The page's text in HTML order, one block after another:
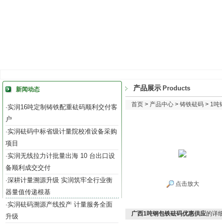
新闻动态
·实润16吨定制铸铁配重砝码顺利交付客
户
·实润砝码中标省级计量院校准设备采购
项目
·实润无线拉力计批量出海 10 台出口设
备顺利成交交付
·深耕计量溯源升级 实润筑牢全行业衡
器量值传递根基
·实润砝码溯源产线投产 计量服务全面
升级
产品展示 Products
首页 > 产品中心 > 铸铁砝码 > 1吨
点击放大
广西1吨钢包铁砝码优惠供应的详